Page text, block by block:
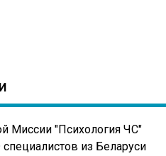
Миссии "Психология ЧС"
из Беларуси